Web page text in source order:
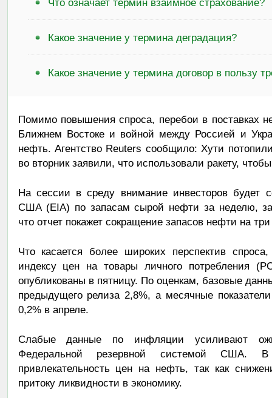
Какое значение у термина деградация?
Какое значение у термина договор в пользу
Помимо повышения спроса, перебои в поставках
Ближнем Востоке и войной между Россией и
нефть. Агентство Reuters сообщило: Хути
во вторник заявили, что использовали ракету,
На сессии в среду внимание инвесторов будет
США (EIA) по запасам сырой нефти за неделю,
что отчет покажет сокращение запасов нефти на
Что касается более широких перспектив
индексу цен на товары личного потребления
опубликованы в пятницу. По оценкам, базовые
предыдущего релиза 2,8%, а месячные
0,2% в апреле.
Слабые данные по инфляции усиливают
Федеральной резервной системой США.
привлекательность цен на нефть, так как
притоку ликвидности в экономику.